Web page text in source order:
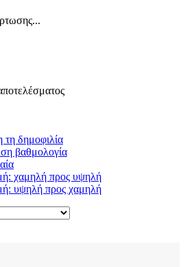
δημοφιλία
βαθμολογία
χαμηλή προς υψηλή
υψηλή προς χαμηλή